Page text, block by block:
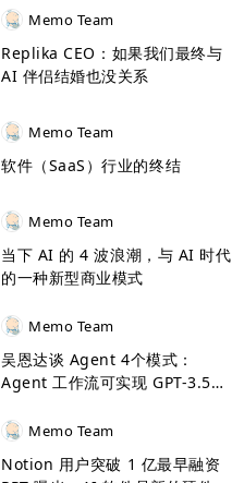
Memo Team
Replika CEO：如果我们最终与
AI 伴侣结婚也没关系
Memo Team
软件（SaaS）行业的终结
Memo Team
当下 AI 的 4 波浪潮，与 AI 时代
的一种新型商业模式
Memo Team
吴恩达谈 Agent 4个模式：
Agent 工作流可实现 GPT-3.5
Memo Team
Notion 用户突破 1 亿最早融资